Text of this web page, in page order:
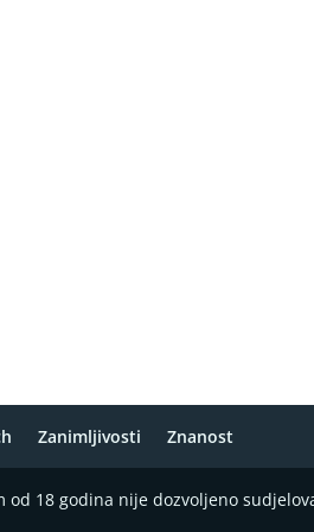
Zanimljivosti Znanost
18 godina nije dozvoljeno